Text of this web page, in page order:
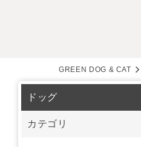
GREEN DOG & CAT
ドッグ
カテゴリ